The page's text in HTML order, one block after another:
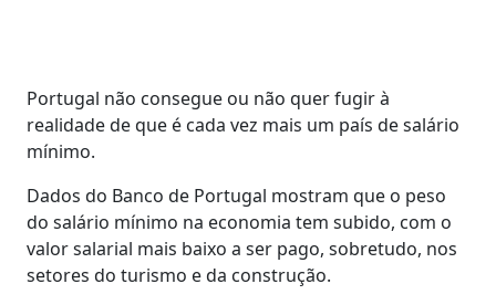
Portugal não consegue ou não quer fugir à
realidade de que é cada vez mais um país de salário
mínimo.
Dados do Banco de Portugal mostram que o peso
do salário mínimo na economia tem subido, com o
valor salarial mais baixo a ser pago, sobretudo, nos
setores do turismo e da construção.